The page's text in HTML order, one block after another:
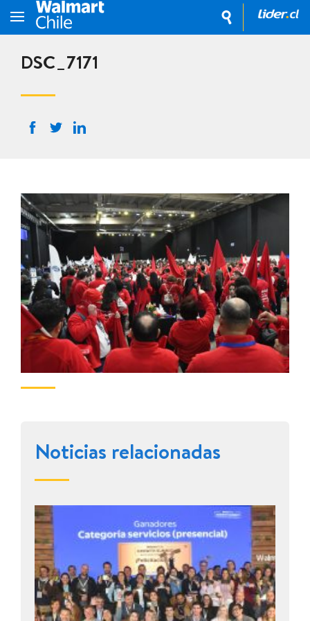
DSC_7171
Noticias relacionadas